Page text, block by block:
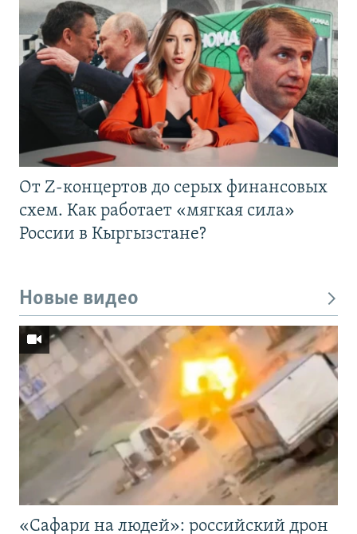
От Z-концертов до серых финансовых
схем. Как работает «мягкая сила»
России в Кыргызстане?
Новые видео
«Cафари на людей»: российский дрон